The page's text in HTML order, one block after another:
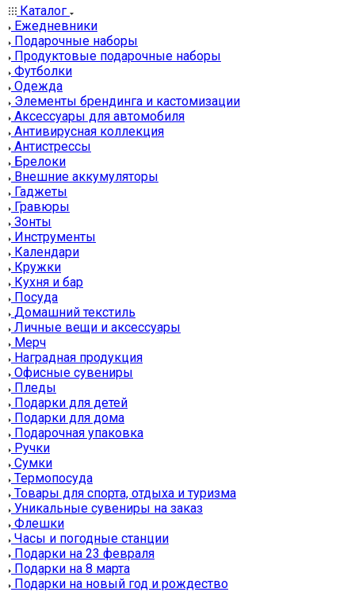
Каталог
Ежедневники
Подарочные наборы
Продуктовые подарочные наборы
Футболки
Одежда
Элементы брендинга и кастомизации
Аксессуары для автомобиля
Антивирусная коллекция
Антистрессы
Брелоки
Внешние аккумуляторы
Гаджеты
Гравюры
Зонты
Инструменты
Календари
Кружки
Кухня и бар
Посуда
Домашний текстиль
Личные вещи и аксессуары
Мерч
Наградная продукция
Офисные сувениры
Пледы
Подарки для детей
Подарки для дома
Подарочная упаковка
Ручки
Сумки
Термопосуда
Товары для спорта, отдыха и туризма
Уникальные сувениры на заказ
Флешки
Часы и погодные станции
Подарки на 23 февраля
Подарки на 8 марта
Подарки на новый год и рождество